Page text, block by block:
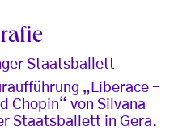
Staatsballett
„Liberace -
Chopin“ von Silvana
Staatsballett in Gera.